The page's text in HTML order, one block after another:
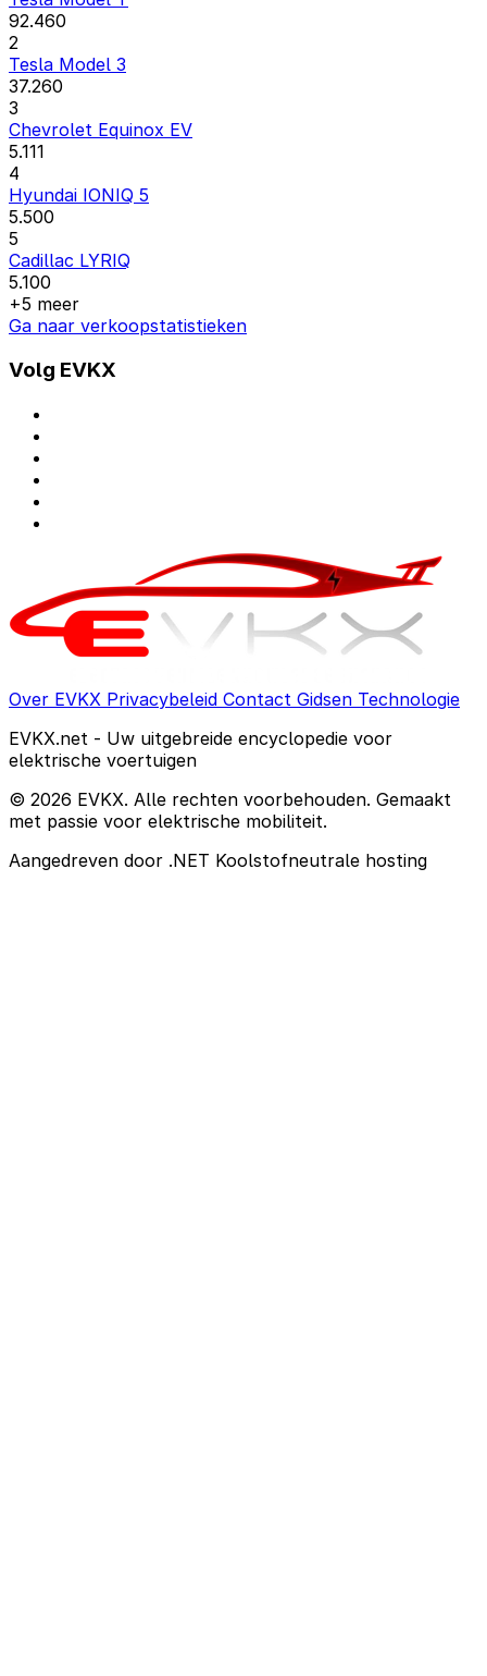
92.460
2
Tesla Model 3
37.260
3
Chevrolet Equinox EV
5.111
4
Hyundai IONIQ 5
5.500
5
Cadillac LYRIQ
5.100
+5 meer
Ga naar verkoopstatistieken
Volg EVKX
Over EVKX Privacybeleid Contact Gidsen Technologie
EVKX.net - Uw uitgebreide encyclopedie voor
elektrische voertuigen
© 2026 EVKX. Alle rechten voorbehouden. Gemaakt
met passie voor elektrische mobiliteit.
Aangedreven door .NET Koolstofneutrale hosting